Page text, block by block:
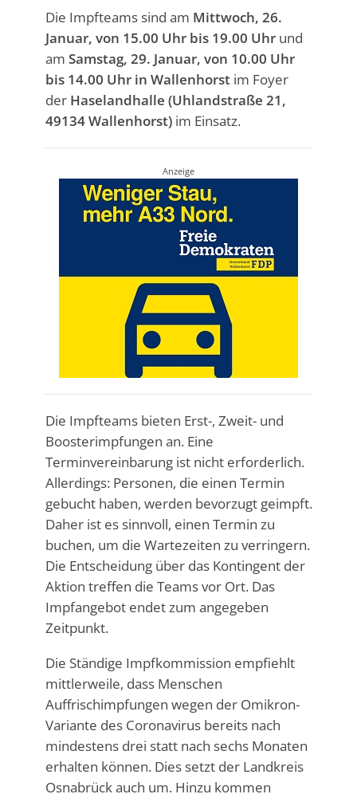
Die Impfteams sind am Mittwoch, 26.
Januar, von 15.00 Uhr bis 19.00 Uhr und
am Samstag, 29. Januar, von 10.00 Uhr
bis 14.00 Uhr in Wallenhorst im Foyer
derHaselandhalle (Uhlandstraße 21,
49134 Wallenhorst)im Einsatz.
Anzeige
Die Impfteams bieten Erst-, Zweit- und
Boosterimpfungen an. Eine
Terminvereinbarung ist nicht erforderlich.
Allerdings: Personen, die einen Termin
gebucht haben, werden bevorzugt geimpft.
Daher ist es sinnvoll, einen Termin zu
buchen, um die Wartezeiten zu verringern.
Die Entscheidung über das Kontingent der
Aktion treffen die Teams vor Ort. Das
Impfangebot endet zum angegeben
Zeitpunkt.
Die Ständige Impfkommission empfiehlt
mittlerweile, dass Menschen
Auffrischimpfungen wegen der Omikron-
Variante des Coronavirus bereits nach
mindestens drei statt nach sechs Monaten
erhalten können. Dies setzt der Landkreis
Osnabrück auch um. Hinzu kommen